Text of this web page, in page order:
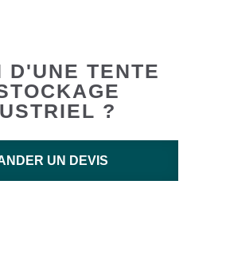
UN DEVIS
D'UNE TENTE
?